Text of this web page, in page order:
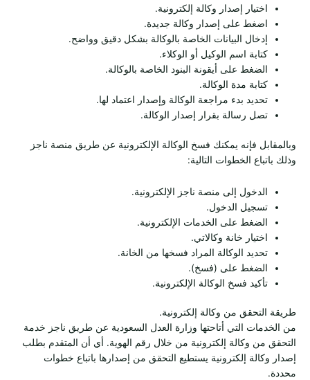
اختيار إصدار وكالة إلكترونية.
اضغط على إصدار وكالة جديدة.
إدخال البيانات الخاصة بالوكالة بشكل دقيق وواضح.
كتابة اسم الوكيل أو الوكلاء.
الضغط على أيقونة البنود الخاصة بالوكالة.
كتابة مدة الوكالة.
تحديد بدء مراجعة الوكالة وإصدار اعتماد لها.
تصل رسالة بقرار إصدار الوكالة.
وبالمقابل فإنه يمكنك فسخ الوكالة الإلكترونية عن طريق منصة ناجز
وذلك باتباع الخطوات التالية:
الدخول إلى منصة ناجز الإلكترونية.
تسجيل الدخول.
الضغط على الخدمات الإلكترونية.
اختيار خانة وكالاتي.
تحديد الوكالة المراد فسخها من الخانة.
الضغط على (فسخ).
تأكيد فسخ الوكالة الإلكترونية.
طريقة التحقق من وكالة إلكترونية.
من الخدمات التي أتاحتها وزارة العدل السعودية عن طريق ناجز خدمة
التحقق من وكالة إلكترونية من خلال رقم الهوية. أي أن المتقدم بطلب
إصدار وكالة إلكترونية يستطيع التحقق من إصدارها باتباع خطوات
محددة.